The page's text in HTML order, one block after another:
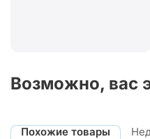
Возможно, вас
Похожие товары